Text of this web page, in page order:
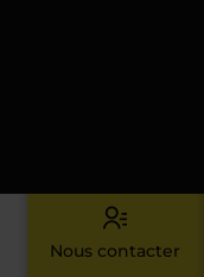
Nous contacter